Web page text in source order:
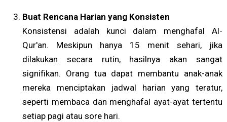
Buat Rencana Harian yang Konsisten
Konsistensi adalah kunci dalam menghafal Al-
Qur'an. Meskipun hanya 15 menit sehari, jika
dilakukan secara rutin, hasilnya akan sangat
signifikan. Orang tua dapat membantu anak-anak
mereka menciptakan jadwal harian yang teratur,
seperti membaca dan menghafal ayat-ayat tertentu
setiap pagi atau sore hari.